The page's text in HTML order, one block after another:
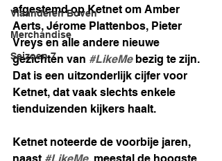
Vlaanderen Boven
Merchandise
Seizoen 7
afgestemd op Ketnet om Amber
Aerts, Jérome Plattenbos, Pieter
Vreys en alle andere nieuwe
gezichten van #LikeMe bezig te zijn.
Dat is een uitzonderlijk cijfer voor
Ketnet, dat vaak slechts enkele
tienduizenden kijkers haalt.
Ketnet noteerde de voorbije jaren,